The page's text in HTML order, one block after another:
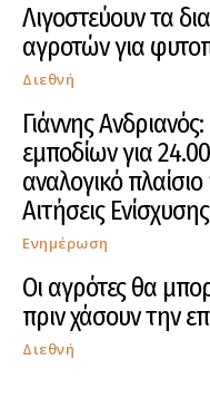
Λιγοστεύουν τα
αγροτών για
Διεθνή
Γιάννης
εμποδίων για
αναλογικό
Αιτήσεις
Ενημέρωση
Οι αγρότες θα
πριν χάσουν την
Διεθνή